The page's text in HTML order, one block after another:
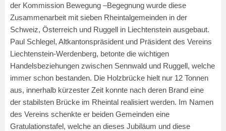
der Kommission Bewegung –Begegnung wurde diese
Zusammenarbeit mit sieben Rheintalgemeinden in der
Schweiz, Österreich und Ruggell in Liechtenstein ausgebaut.
Paul Schlegel, Altkantonspräsident und Präsident des Vereins
Liechtenstein-Werdenberg, betonte die wichtigen
Handelsbeziehungen zwischen Sennwald und Ruggell, welche
immer schon bestanden. Die Holzbrücke hielt nur 12 Tonnen
aus, innerhalb kürzester Zeit konnte nach deren Brand eine
der stabilsten Brücke im Rheintal realisiert werden. Im Namen
des Vereins schenkte er beiden Gemeinden eine
Gratulationstafel, welche an dieses Jubiläum und diese